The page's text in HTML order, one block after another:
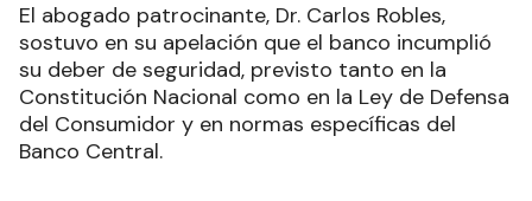
El abogado patrocinante, Dr. Carlos Robles,
sostuvo en su apelación que el banco incumplió
su deber de seguridad, previsto tanto en la
Constitución Nacional como en la Ley de Defensa
del Consumidor y en normas específicas del
Banco Central.